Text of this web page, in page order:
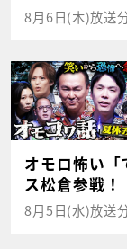
8月6日(木)放送
オモロ怖い「
ス松倉参戦！
8月5日(水)放送